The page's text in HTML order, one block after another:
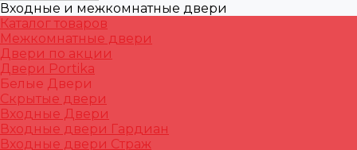
Входные и межкомнатные двери
Каталог товаров
Межкомнатные двери
Двери по акции
Двери Portika
Белые Двери
Скрытые двери
Входные Двери
Входные двери Гардиан
Входные двери Страж